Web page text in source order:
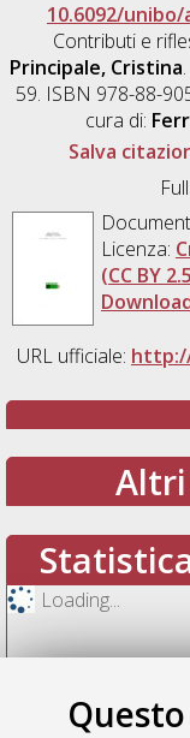
10.6092/
Contributi e
Principale, Cristina
59. ISBN 978-88-
cura di:
Salva
Licenza:
(CC BY
URL ufficiale:
Loading...